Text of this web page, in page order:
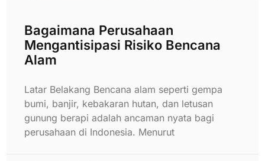
Bagaimana Perusahaan
Mengantisipasi Risiko Bencana
Alam
Latar Belakang Bencana alam seperti gempa
bumi, banjir, kebakaran hutan, dan letusan
gunung berapi adalah ancaman nyata bagi
perusahaan di Indonesia. Menurut